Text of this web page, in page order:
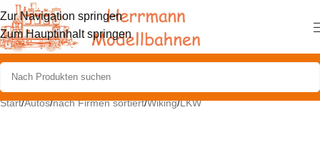
Zur Navigation springen
Zum Hauptinhalt springen
Start/Autos/nach Firmen sortiert/Wiking/LKW